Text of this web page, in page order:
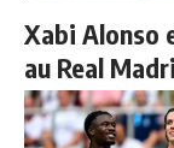
Xabi Alonso
au Real